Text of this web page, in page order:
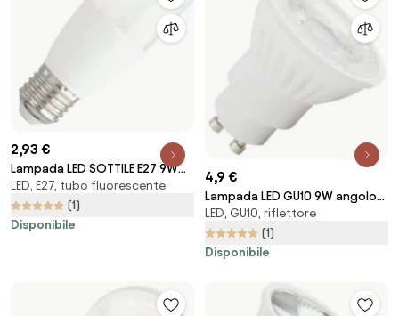
2,93 €
Lampada LED SOTTILE E27 9W
T37 100lm/W Colore Bianco
Naturale 4.000K
LED, E27, tubo fluorescente
(1)
Disponibile
4,9 €
Lampada LED GU10 9W angolo
36° Ceramic 105lm/W - No
Flickering Colore Bianco Caldo
2.700K
LED, GU10, riflettore
(1)
Disponibile